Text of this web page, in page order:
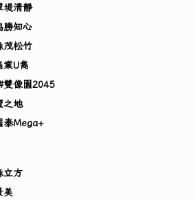
堤清靜
勝知心
茂松竹
U雋
雙像園2045
之地
泰Mega+
立方
美